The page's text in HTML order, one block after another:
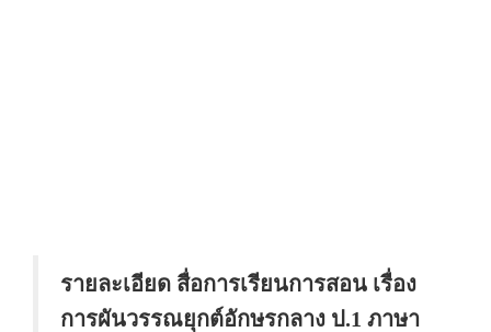
รายละเอียด สื่อการเรียนการสอน เรื่อง
การผันวรรณยุกต์อักษรกลาง ป.1 ภาษา